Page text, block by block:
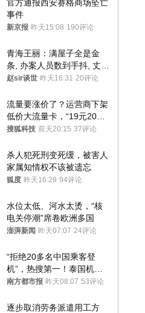
官方通报西安赛格商场坠亡
事件
新京报 昨天15:08 190评论
青海王丽：满屋子全是金
条, 办案人员数到手抖, 丈夫
受不了提前离场
赵sir谈世 昨天16:31 20评论
流量要涨价了？运营商下架
低价大流量卡，“19元200
G”成为历史
搜狐科技 前天20:15 37评论
杀人犯死刑变死缓，被害人
家属知情权不该被遗忘
狐度 昨天16:29 94评论
水位太低、河水太烫，“核
电关停潮”席卷欧洲多国
澎湃新闻 昨天07:07 24评论
“拒绝20多名中国乘客登
机”，热搜第一！泰国机场
方道歉
南方都市报 昨天08:07 53评论
逐步取消劳务派遣用工方